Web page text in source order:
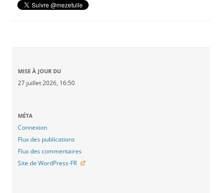
MISE À JOUR DU
27 juillet 2026, 16:50
MÉTA
Connexion
Flux des publications
Flux des commentaires
Site de WordPress-FR